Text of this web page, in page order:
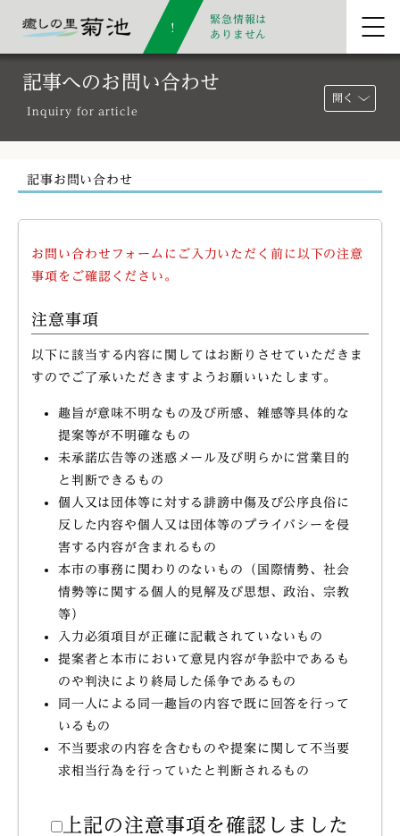
緊急情報は
ありません
記事へのお問い合わせ
Inquiry for article
開く
記事お問い合わせ
お問い合わせフォームにご入力いただく前に以下の注意
事項をご確認ください。
注意事項
以下に該当する内容に関してはお断りさせていただきま
すのでご了承いただきますようお願いいたします。
趣旨が意味不明なもの及び所感、雑感等具体的な
提案等が不明確なもの
未承諾広告等の迷惑メール及び明らかに営業目的
と判断できるもの
個人又は団体等に対する誹謗中傷及び公序良俗に
反した内容や個人又は団体等のプライバシーを侵
害する内容が含まれるもの
本市の事務に関わりのないもの（国際情勢、社会
情勢等に関する個人的見解及び思想、政治、宗教
等）
入力必須項目が正確に記載されていないもの
提案者と本市において意見内容が争訟中であるも
のや判決により終局した係争であるもの
同一人による同一趣旨の内容で既に回答を行って
いるもの
不当要求の内容を含むものや提案に関して不当要
求相当行為を行っていたと判断されるもの
上記の注意事項を確認しました